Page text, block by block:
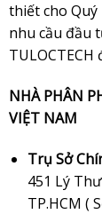
thiết cho Quý
nhu cầu đầu
NHÀ PHÂN
VIỆT NAM
Trụ Sở
451 Lý
TP.HCM (